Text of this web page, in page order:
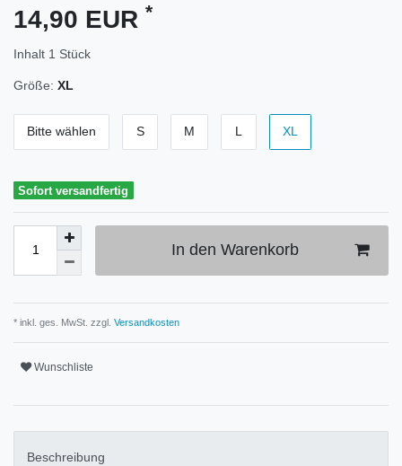
14,90 EUR *
Inhalt 1 Stück
Größe: XL
Bitte wählen S M L XL
Sofort versandfertig
In den Warenkorb
* inkl. ges. MwSt. zzgl. Versandkosten
Wunschliste
Beschreibung